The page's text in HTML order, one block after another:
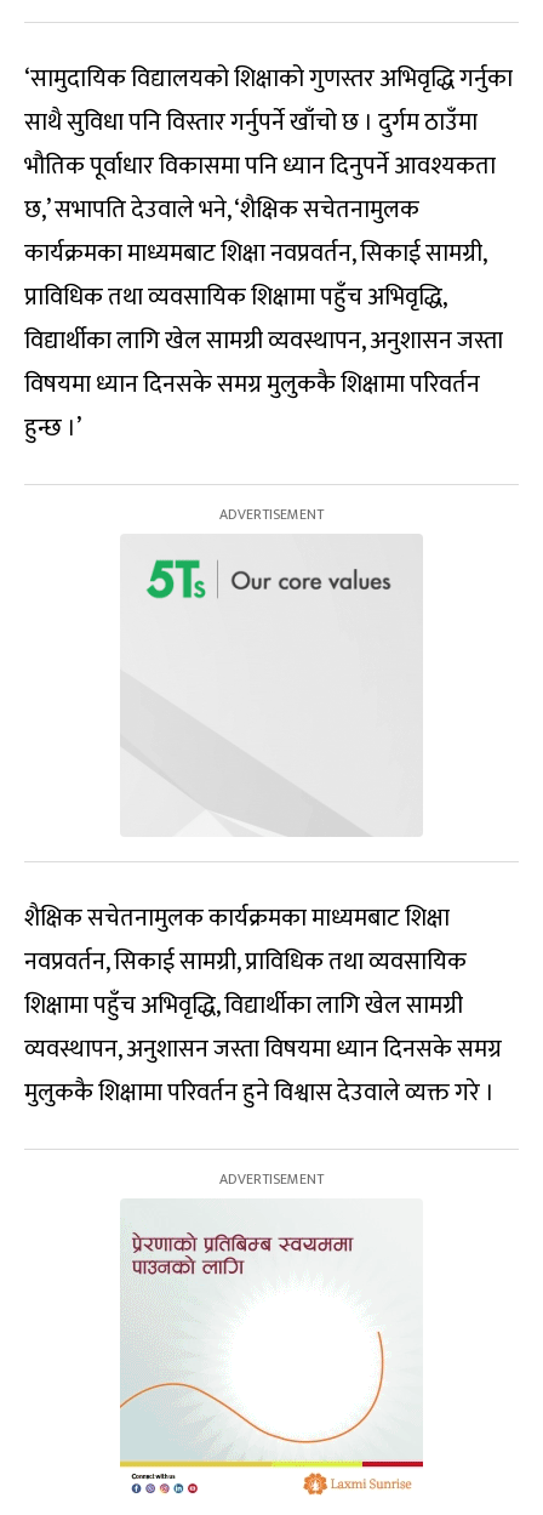
‘सामुदायिक विद्यालयको शिक्षाको गुणस्तर अभिवृद्धि गर्नुका
साथै सुविधा पनि विस्तार गर्नुपर्ने खाँचो छ । दुर्गम ठाउँमा
भौतिक पूर्वाधार विकासमा पनि ध्यान दिनुपर्ने आवश्यकता
छ,’ सभापति देउवाले भने, ‘शैक्षिक सचेतनामुलक
कार्यक्रमका माध्यमबाट शिक्षा नवप्रवर्तन, सिकाई सामग्री,
प्राविधिक तथा व्यवसायिक शिक्षामा पहुँच अभिवृद्धि,
विद्यार्थीका लागि खेल सामग्री व्यवस्थापन, अनुशासन जस्ता
विषयमा ध्यान दिनसके समग्र मुलुककै शिक्षामा परिवर्तन
हुन्छ ।’
शैक्षिक सचेतनामुलक कार्यक्रमका माध्यमबाट शिक्षा
नवप्रवर्तन, सिकाई सामग्री, प्राविधिक तथा व्यवसायिक
शिक्षामा पहुँच अभिवृद्धि, विद्यार्थीका लागि खेल सामग्री
व्यवस्थापन, अनुशासन जस्ता विषयमा ध्यान दिनसके समग्र
मुलुककै शिक्षामा परिवर्तन हुने विश्वास देउवाले व्यक्त गरे ।